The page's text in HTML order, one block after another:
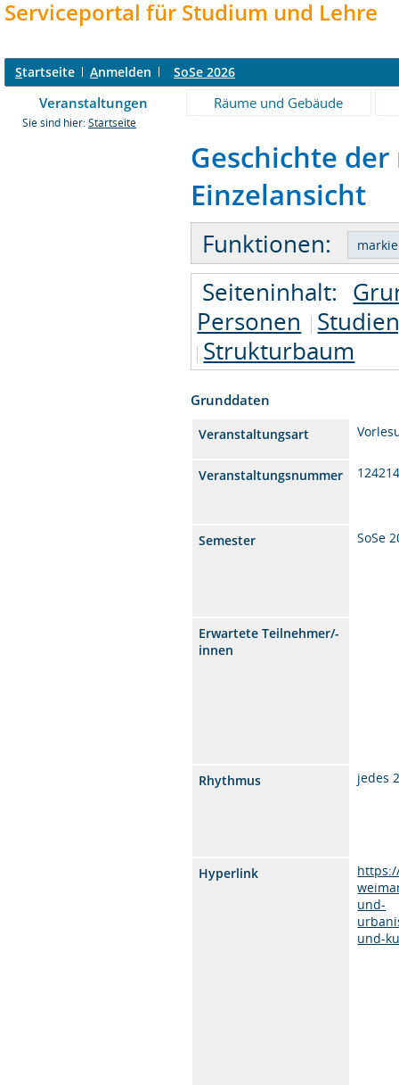
Serviceportal für Studium und Lehre
Startseite Anmelden SoSe 2026
Veranstaltungen Räume und Gebäude
Sie sind hier: Startseite
Geschichte
Einzelansicht
Funktionen:
Seiteninhalt:
Personen
Strukturbaum
Grunddaten
Veranstaltungsart
Veranstaltungsnummer
Semester SoSe
Erwartete Teilnehmer/-
innen
Rhythmus jedes
Hyperlink
und-
und-